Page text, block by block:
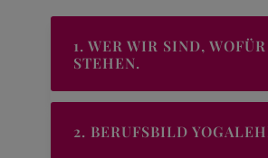
1. WER WIR SIND,
STEHEN.
2. BERUFSBILD